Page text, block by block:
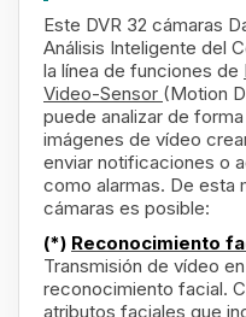
Este DVR 32 cámaras
Análisis Inteligente del
la línea de funciones de
Video-Sensor (Motion
puede analizar de
imágenes de vídeo
enviar notificaciones o
como alarmas. De esta
cámaras es posible:
(*) Reconocimiento
Transmisión de vídeo
reconocimiento facial.
atributos faciales que